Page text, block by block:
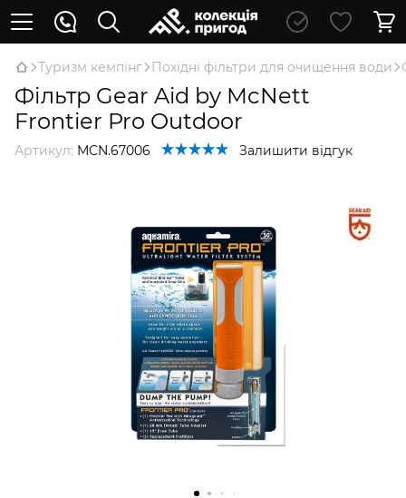
Туризм кемпінг Похідні фільтри для очищення води
Фільтр Gear Aid by McNett
Frontier Pro Outdoor
Артикул: MCN.67006 Залишити відгук